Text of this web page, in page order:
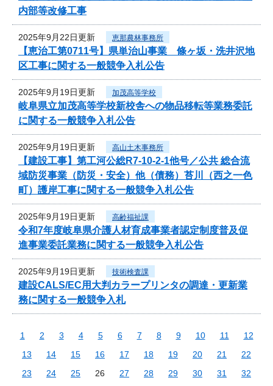
内部等改修工事
2025年9月22日更新 恵那農林事務所
【恵治工第0711号】県単治山事業 條ヶ坂・洗井沢地
区工事に関する一般競争入札公告
2025年9月19日更新 加茂高等学校
岐阜県立加茂高等学校新校舎への物品移転等業務委託
に関する一般競争入札公告
2025年9月19日更新 高山土木事務所
【建設工事】第工河公総R7-10-2-1他号／公共 総合流
域防災事業（防災・安全）他（債務）苔川（西之一色
町）護岸工事に関する一般競争入札公告
2025年9月19日更新 高齢福祉課
令和7年度岐阜県介護人材育成事業者認定制度普及促
進事業委託業務に関する一般競争入札公告
2025年9月19日更新 技術検査課
建設CALS/EC用大判カラープリンタの調達・更新業
務に関する一般競争入札
1 2 3 4 5 6 7 8 9 10 11
12
13
14 15 16 17 18 19 20 21
22
23
24 25 26 27 28 29 30 31
32